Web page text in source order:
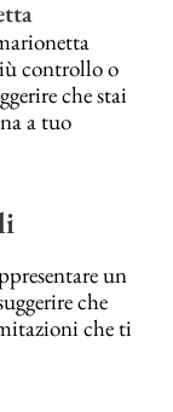
controllo o
che stai
a tuo
un
che
che ti